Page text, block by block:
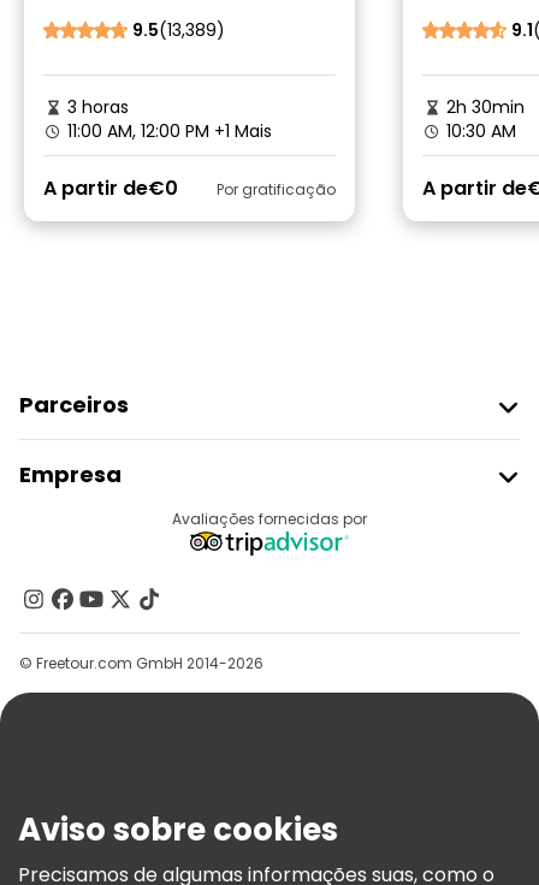
9.5(13,389)
3 horas
11:00 AM, 12:00 PM +1 Mais
A partir de€0 Por gratificação
9.1
2h 30min
10:30 AM
A partir de
Parceiros
Registo Do Fornecedor
Programa De Afiliados
Empresa
Contacte-Nos
Grupos
Ajuda
Termos E Informações Legais
Política De Cookies
Avaliações fornecidas por
© Freetour.com GmbH 2014-2026
Aviso sobre cookies
Precisamos de algumas informações suas, como o